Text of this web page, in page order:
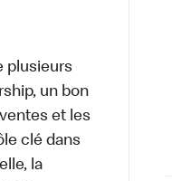
plusieurs
un bon
et les
clé dans
la